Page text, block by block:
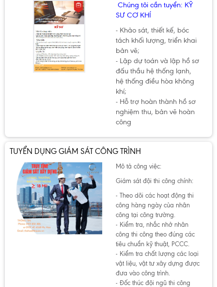
Chúng tôi cần tuyển: KỸ
SƯ CƠ KHÍ
- Khảo sát, thiết kế, bóc
tách khối lượng, triển khai
bản vẽ;
- Lập dự toán và lập hồ sơ
đấu thầu hệ thống lạnh,
hệ thống điều hòa không
khí;
- Hỗ trợ hoàn thành hồ sơ
nghiệm thu, bản vẽ hoàn
công
TUYỂN DỤNG GIÁM SÁT CÔNG TRÌNH
Mô tả công việc:
Giám sát đội thi công chính:
- Theo dõi các hoạt động thi
công hàng ngày của nhân
công tại công trường.
- Kiểm tra, nhắc nhở nhân
công thi công theo đúng các
tiêu chuẩn kỹ thuật, PCCC.
- Kiểm tra chất lượng các loại
vật liệu, vật tư xây dựng được
đưa vào công trình.
- Đốc thúc đội ngũ thi công